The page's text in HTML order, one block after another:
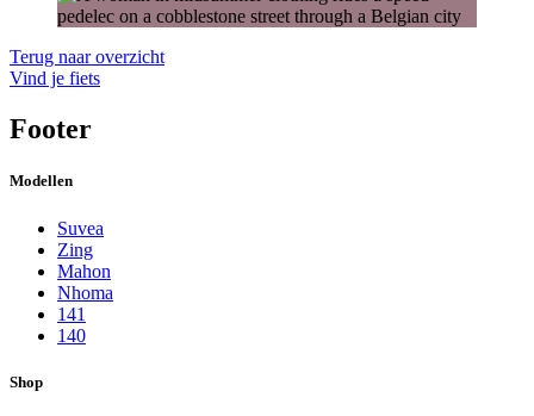
Terug naar overzicht
Vind je fiets
Footer
Modellen
Suvea
Zing
Mahon
Nhoma
141
140
Shop